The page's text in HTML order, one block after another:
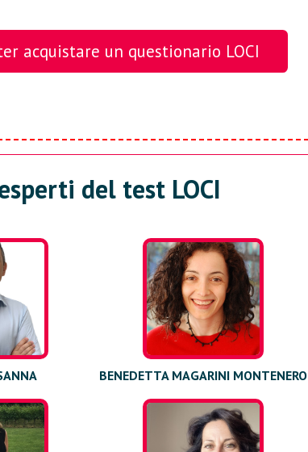
acquistare un questionario LOCI
del test LOCI
BENEDETTA MAGARINI MONTENERO